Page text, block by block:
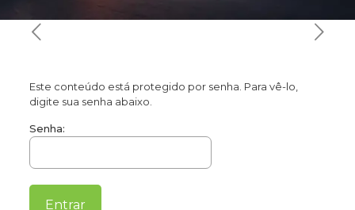
Este conteúdo está protegido por senha. Para vê-lo,
digite sua senha abaixo.
Senha: